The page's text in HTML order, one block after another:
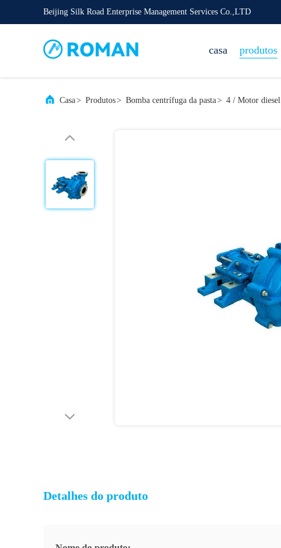
Beijing Silk Road Enterprise Management Services Co.,LTD
casa produtos
Casa> Produtos> Bomba centrífuga da pasta> 4 / Motor
Detalhes do produto